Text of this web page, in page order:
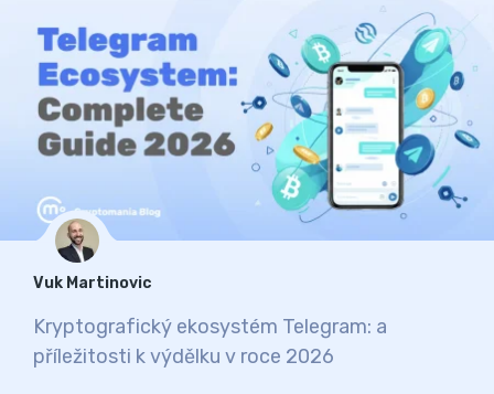
Vuk Martinovic
Kryptografický ekosystém Telegram: a
příležitosti k výdělku v roce 2026